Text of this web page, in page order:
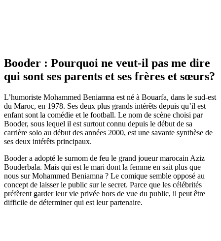
Booder : Pourquoi ne veut-il pas me dire
qui sont ses parents et ses frères et sœurs?
L’humoriste Mohammed Beniamna est né à Bouarfa, dans le sud-est
du Maroc, en 1978. Ses deux plus grands intérêts depuis qu’il est
enfant sont la comédie et le football. Le nom de scène choisi par
Booder, sous lequel il est surtout connu depuis le début de sa
carrière solo au début des années 2000, est une savante synthèse de
ses deux intérêts principaux.
Booder a adopté le surnom de feu le grand joueur marocain Aziz
Bouderbala. Mais qui est le mari dont la femme en sait plus que
nous sur Mohammed Beniamna ? Le comique semble opposé au
concept de laisser le public sur le secret. Parce que les célébrités
préfèrent garder leur vie privée hors de vue du public, il peut être
difficile de déterminer qui est leur partenaire.